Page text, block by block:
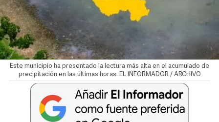
Este municipio ha presentado la lectura más alta en el acumulado de
precipitación en las últimas horas. EL INFORMADOR / ARCHIVO